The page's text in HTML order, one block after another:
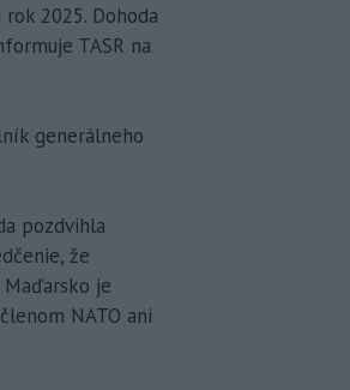
2025. Dohoda
TASR na
generálneho
pozdvihla
že
je
NATO ani